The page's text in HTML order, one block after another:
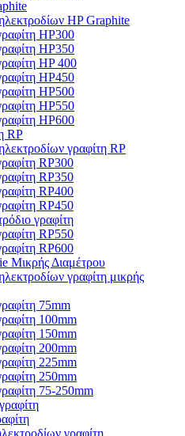
HP Graphite
HP300
HP350
HP 400
HP450
HP500
HP550
HP600
RP
γραφίτη RP
RP300
RP350
RP400
RP450
γραφίτη
RP550
RP600
Μικρής Διαμέτρου
γραφίτη μικρής
75mm
100mm
150mm
200mm
225mm
250mm
75-250mm
γραφίτη